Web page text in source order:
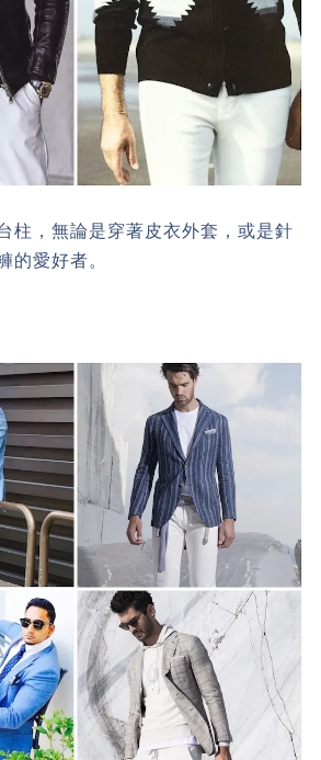
柱，無論是穿著皮衣外套，或是針
的愛好者。